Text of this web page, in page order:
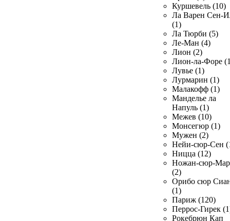
Куршевель (10)
Ла Варен Сен-
(1)
Ла Тюрби (5)
Ле-Ман (4)
Лион (2)
Лион-ла-Форе
Лувье (1)
Лурмарин (1)
Малакофф (1)
Манделье ла
Напуль (1)
Межев (10)
Монсегюр (1)
Мужен (2)
Нейи-сюр-Сен
Ницца (12)
Ножан-сюр-
(2)
Орибо сюр
(1)
Париж (120)
Перрос-Гирек
Рокебрюн Кап